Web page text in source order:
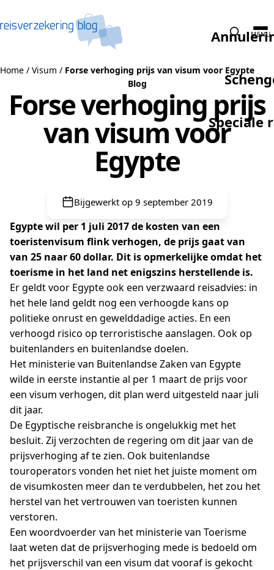
Speciale
MENU
Home / Visum / Forse verhoging prijs van visum voor Egypte
Blog
Forse verhoging prijs
van visum voor
Egypte
Bijgewerkt op 9 september 2019
Egypte wil per 1 juli 2017 de kosten van een
toeristenvisum flink verhogen, de prijs gaat van
van 25 naar 60 dollar. Dit is opmerkelijke omdat het
toerisme in het land net enigszins herstellende is.
Er geldt voor Egypte ook een verzwaard reisadvies: in
het hele land geldt nog een verhoogde kans op
politieke onrust en gewelddadige acties. En een
verhoogd risico op terroristische aanslagen. Ook op
buitenlanders en buitenlandse doelen.
Het ministerie van Buitenlandse Zaken van Egypte
wilde in eerste instantie al per 1 maart de prijs voor
een visum verhogen, dit plan werd uitgesteld naar juli
dit jaar.
De Egyptische reisbranche is ongelukkig met het
besluit. Zij verzochten de regering om dit jaar van de
prijsverhoging af te zien. Ook buitenlandse
touroperators vonden het niet het juiste moment om
de visumkosten meer dan te verdubbelen, het zou het
herstel van het vertrouwen van toeristen kunnen
verstoren.
Een woordvoerder van het ministerie van Toerisme
laat weten dat de prijsverhoging mede is bedoeld om
het prijsverschil van een visum dat vooraf is gekocht